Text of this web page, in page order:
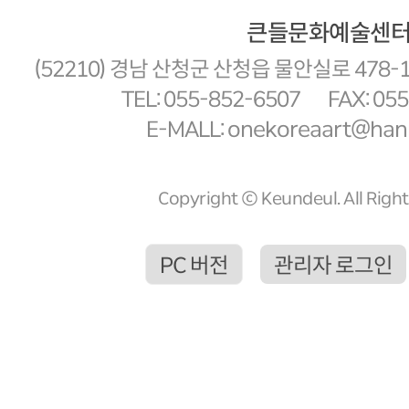
큰들문화예술센
(52210) 경남 산청군 산청읍 물안실로 478-
TEL: 055-852-6507
FAX:
E-MALL:
Copyright ⓒ Keundeul. All
PC 버전 관리자 로그인